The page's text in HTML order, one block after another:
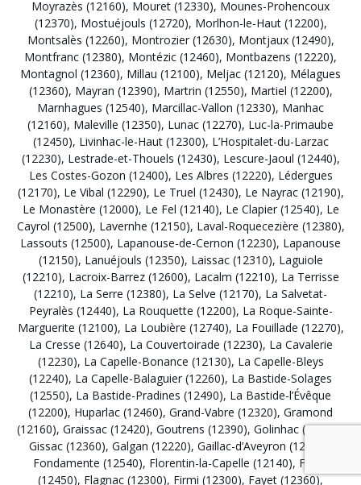
Moyrazès (12160), Mouret (12330), Mounes-Prohencoux
(12370), Mostuéjouls (12720), Morlhon-le-Haut (12200),
Montsalès (12260), Montrozier (12630), Montjaux (12490),
Montfranc (12380), Montézic (12460), Montbazens (12220),
Montagnol (12360), Millau (12100), Meljac (12120), Mélagues
(12360), Mayran (12390), Martrin (12550), Martiel (12200),
Marnhagues (12540), Marcillac-Vallon (12330), Manhac
(12160), Maleville (12350), Lunac (12270), Luc-la-Primaube
(12450), Livinhac-le-Haut (12300), L’Hospitalet-du-Larzac
(12230), Lestrade-et-Thouels (12430), Lescure-Jaoul (12440),
Les Costes-Gozon (12400), Les Albres (12220), Lédergues
(12170), Le Vibal (12290), Le Truel (12430), Le Nayrac (12190),
Le Monastère (12000), Le Fel (12140), Le Clapier (12540), Le
Cayrol (12500), Lavernhe (12150), Laval-Roquecezière (12380),
Lassouts (12500), Lapanouse-de-Cernon (12230), Lapanouse
(12150), Lanuéjouls (12350), Laissac (12310), Laguiole
(12210), Lacroix-Barrez (12600), Lacalm (12210), La Terrisse
(12210), La Serre (12380), La Selve (12170), La Salvetat-
Peyralès (12440), La Rouquette (12200), La Roque-Sainte-
Marguerite (12100), La Loubière (12740), La Fouillade (12270),
La Cresse (12640), La Couvertoirade (12230), La Cavalerie
(12230), La Capelle-Bonance (12130), La Capelle-Bleys
(12240), La Capelle-Balaguier (12260), La Bastide-Solages
(12550), La Bastide-Pradines (12490), La Bastide-l’Évêque
(12200), Huparlac (12460), Grand-Vabre (12320), Gramond
(12160), Graissac (12420), Goutrens (12390), Golinhac (12140),
Gissac (12360), Galgan (12220), Gaillac-d’Aveyron (12310)
Fondamente (12540), Florentin-la-Capelle (12140), Flavin
(12450), Flagnac (12300), Firmi (12300), Fayet (12360),